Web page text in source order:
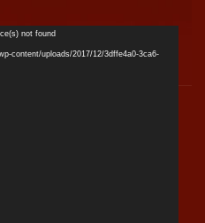
not found
content/uploads/2017/12/3dffe4a0-3ca6-